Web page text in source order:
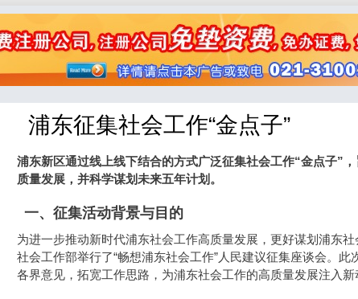
浦东征集社会工作“金点子”
浦东新区通过线上线下结合的方式广泛征集社会工作“金点子”
质量发展，并科学谋划未来五年计划。
一、征集活动背景与目的
为进一步推动新时代浦东社会工作高质量发展，更好谋划浦东
社会工作部举行了“畅想浦东社会工作”人民建议征集座谈会。此
各界意见，拓宽工作思路，为浦东社会工作的高质量发展注入新